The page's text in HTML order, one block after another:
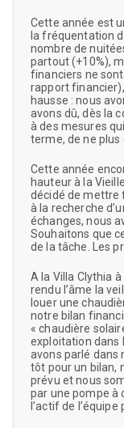
Cette année est
la fréquentation
nombre de
partout (+10%),
financiers ne
rapport
hausse : nous
avons dû, dès la
à des mesures
terme, de ne plus
Cette année
hauteur à la
décidé de mettre
à la recherche
échanges, nous
Souhaitons que
de la tâche. Les
A la Villa Clythia
rendu l’âme la
louer une
notre bilan
« chaudière
exploitation dans
avons parlé dans
tôt pour un bilan,
prévu et nous
par une pompe à
l’actif de l’équipe